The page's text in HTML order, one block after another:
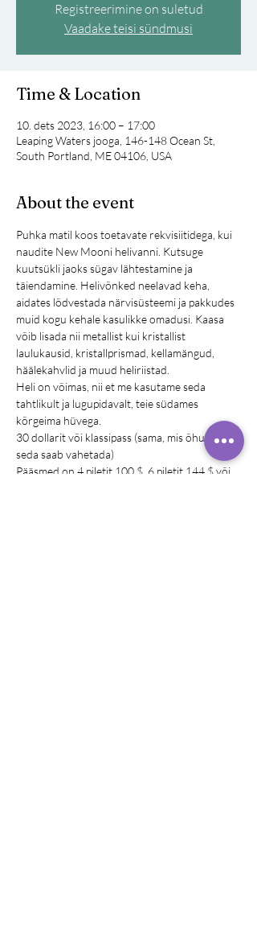
Registreerimine on suletud
Vaadake teisi sündmusi
Time & Location
10. dets 2023, 16:00 – 17:00
Leaping Waters jooga, 146-148 Ocean St,
South Portland, ME 04106, USA
About the event
Puhka matil koos toetavate rekvisiitidega, kui
naudite New Mooni helivanni. Kutsuge
kuutsükli jaoks sügav lähtestamine ja
täiendamine. Helivõnked neelavad keha,
aidates lõdvestada närvisüsteemi ja pakkudes
muid kogu kehale kasulikke omadusi. Kaasa
võib lisada nii metallist kui kristallist
laulukausid, kristallprismad, kellamängud,
häälekahvlid ja muud heliriistad.
Heli on võimas, nii et me kasutame seda
tahtlikult ja lugupidavalt, teie südames
kõrgeima hüvega.
30 dollarit või klassipass (sama, mis õhust ja
seda saab vahetada)
Pääsmed on 4 piletit 100 $, 6 piletit 144 $ või